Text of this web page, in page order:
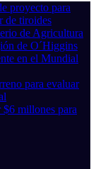
proyecto para
de tiroides
de Agricultura
de O´Higgins
en el Mundial
para evaluar
millones para